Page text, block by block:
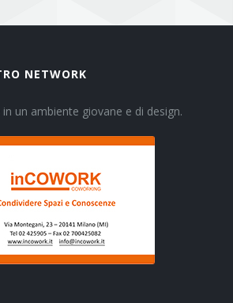
NETWORK
un ambiente giovane e di design.